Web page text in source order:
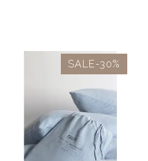
SALE-30%